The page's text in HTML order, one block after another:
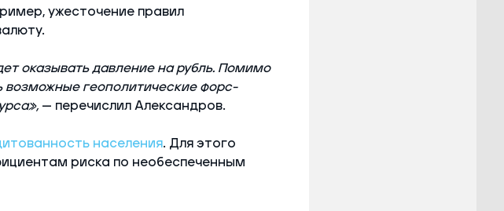
ужесточение правил
оказывать давление на рубль. Помимо
возможные геополитические форс-
— перечислил Александров.
населения. Для этого
риска по необеспеченным